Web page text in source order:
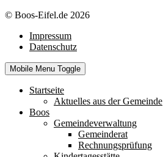
© Boos-Eifel.de 2026
Impressum
Datenschutz
Mobile Menu Toggle
Startseite
Aktuelles aus der Gemeinde
Boos
Gemeindeverwaltung
Gemeinderat
Rechnungsprüfung